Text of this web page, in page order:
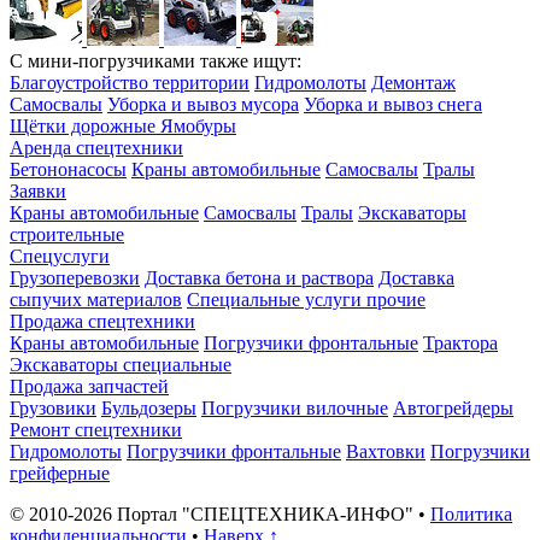
С мини-погрузчиками также ищут:
Благоустройство территории Гидромолоты Демонтаж
Самосвалы Уборка и вывоз мусора Уборка и вывоз снега
Щётки дорожные Ямобуры
Аренда спецтехники
Бетононасосы Краны автомобильные Самосвалы Тралы
Заявки
Краны автомобильные Самосвалы Тралы Экскаваторы
строительные
Спецуслуги
Грузоперевозки Доставка бетона и раствора Доставка
сыпучих материалов Специальные услуги прочие
Продажа спецтехники
Краны автомобильные Погрузчики фронтальные Трактора
Экскаваторы специальные
Продажа запчастей
Грузовики Бульдозеры Погрузчики вилочные Автогрейдеры
Ремонт спецтехники
Гидромолоты Погрузчики фронтальные Вахтовки Погрузчики
грейферные
© 2010-2026 Портал "СПЕЦТЕХНИКА-ИНФО" • Политика
конфиденциальности • Наверх ↑